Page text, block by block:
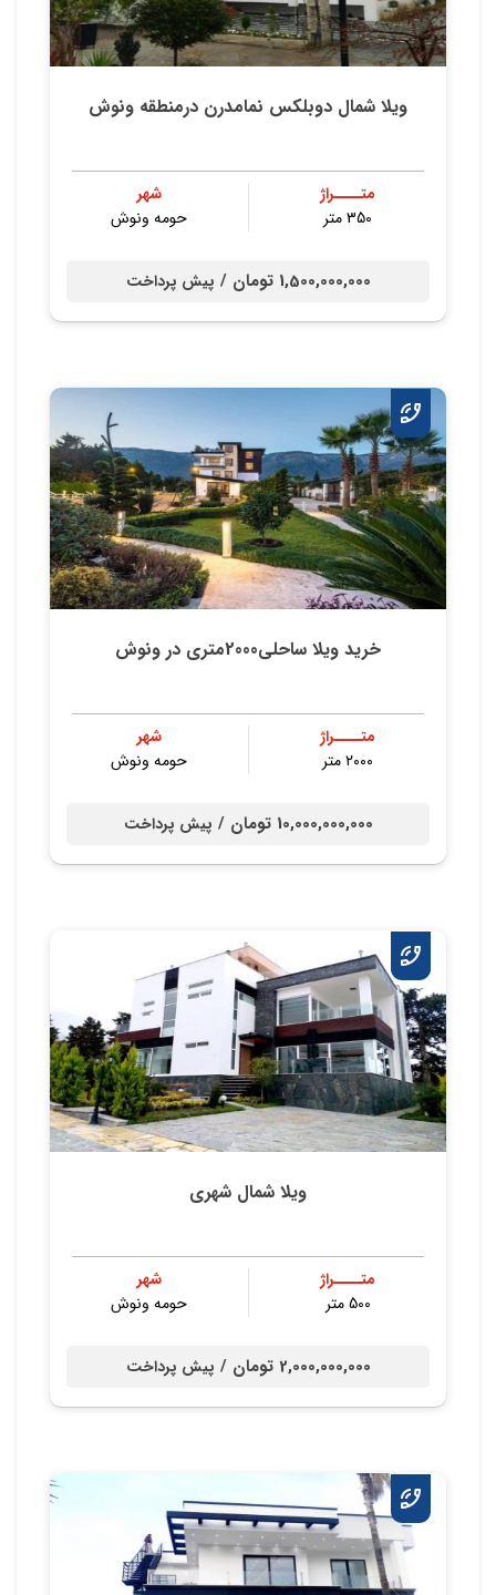
ویلا شمال دوبلکس نمامدرن درمنطقه ونوش
متــــراژ
350 متر
شهر
حومه ونوش
1,500,000,000 تومان / پیش پرداخت
خرید ویلا ساحلی2000متری در ونوش
متــــراژ
۲۰۰۰ متر
شهر
حومه ونوش
10,000,000,000 تومان / پیش پرداخت
ویلا شمال شهری
متــــراژ
500 متر
شهر
حومه ونوش
2,000,000,000 تومان / پیش پرداخت